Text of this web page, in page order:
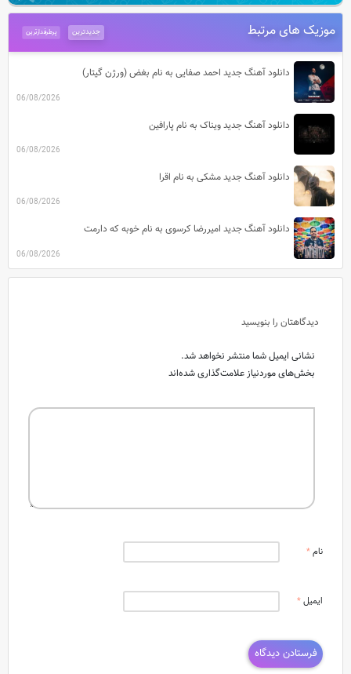
موزیک های مرتبط پرطرفدارترین جدیدترین
دانلود آهنگ جدید احمد صفایی به نام بغض (ورژن گیتار)
06/08/2026
دانلود آهنگ جدید ویناک به نام پارافین
06/08/2026
دانلود آهنگ جدید مشکی به نام اقرا
06/08/2026
دانلود آهنگ جدید امیررضا کرسوی به نام خوبه که دارمت
06/08/2026
دیدگاهتان را بنویسید
نشانی ایمیل شما منتشر نخواهد شد.
بخش‌های موردنیاز علامت‌گذاری شده‌اند
نام*
ایمیل*